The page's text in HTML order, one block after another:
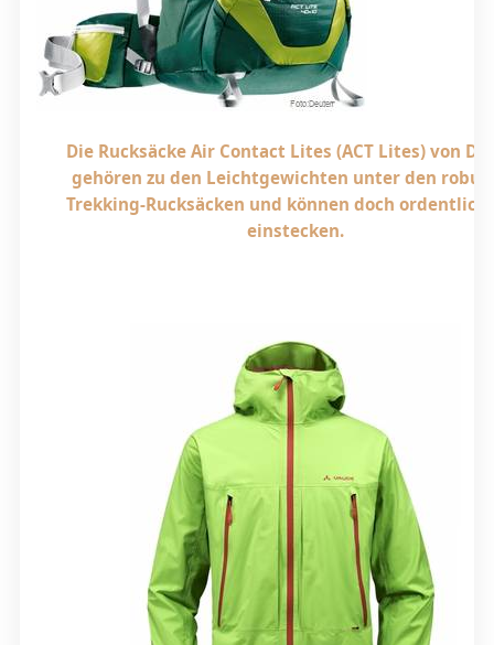
Die Rucksäcke Air Contact Lites (ACT Lites) von
gehören zu den Leichtgewichten unter den
Trekking-Rucksäcken und können doch ordentlich
einstecken.